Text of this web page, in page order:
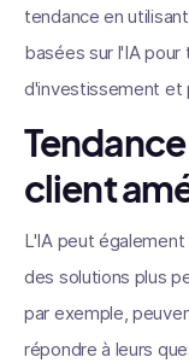
tendance en
basées sur l'IA
d'investissement et
client
L'IA peut
des solutions plus
par exemple,
répondre à leurs